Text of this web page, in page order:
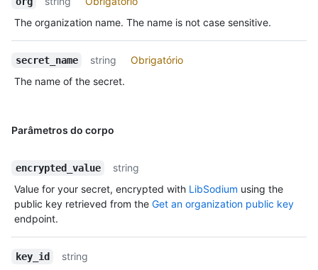
The organization name. The name is not case sensitive.
secret_name string
Obrigatório
The name of the secret.
Parâmetros do corpo
encrypted_value
string
Value for your secret, encrypted with LibSodium using the
public key retrieved from the Get an organization public key
endpoint.
key_id
string